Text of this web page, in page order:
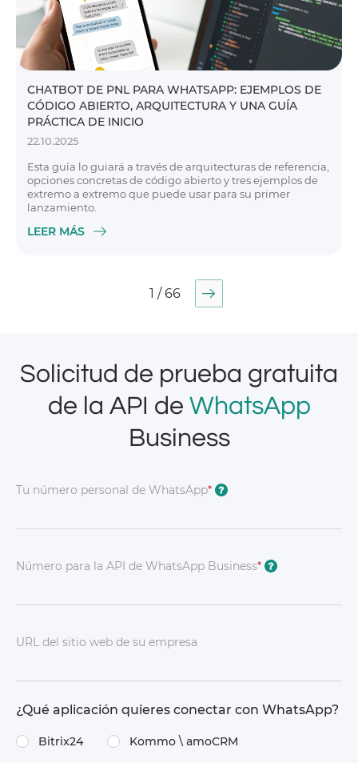
CHATBOT DE PNL PARA WHATSAPP: EJEMPLOS DE
CÓDIGO ABIERTO, ARQUITECTURA Y UNA GUÍA
PRÁCTICA DE INICIO
22.10.2025
Esta guía lo guiará a través de arquitecturas de referencia,
opciones concretas de código abierto y tres ejemplos de
extremo a extremo que puede usar para su primer
lanzamiento.
LEER MÁS
1 / 66
Solicitud de prueba gratuita
de la API de WhatsApp
Business
Tu número personal de WhatsApp* ?
Número para la API de WhatsApp Business* ?
URL del sitio web de su empresa
¿Qué aplicación quieres conectar con WhatsApp?
Bitrix24 Kommo \​ amoCRM